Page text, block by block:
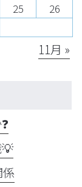
25
26
11月 »